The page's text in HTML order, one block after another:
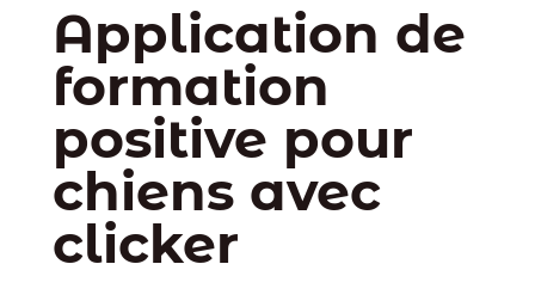
Application de
formation
positive pour
chiens avec
clicker